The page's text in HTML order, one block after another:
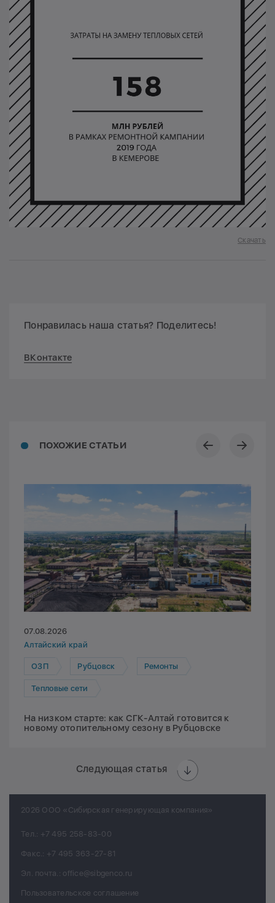
Скачать
Понравилась наша статья? Поделитесь!
ВКонтакте
ПОХОЖИЕ СТАТЬИ
07.08.2026
Алтайский край
ОЗП Рубцовск Ремонты
Тепловые сети
На низком старте: как СГК-Алтай готовится к
новому отопительному сезону в Рубцовске
Следующая статья
2026 ООО «Сибирская генерирующая компания»
Тел.: +7 495 258-83-00
Факс.: +7 495 363-27-81
Эл. почта.: office@sibgenco.ru
Пользовательское соглашение